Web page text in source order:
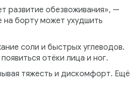
развитие обезвоживания», —
на борту может ухудшить
соли и быстрых углеводов.
отёки лица и ног.
тяжесть и дискомфорт. Ещё